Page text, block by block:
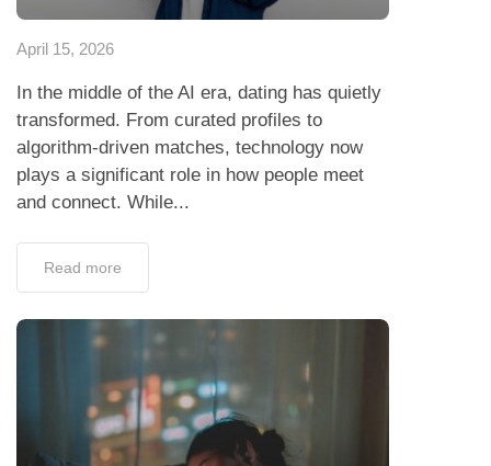
April 15, 2026
In the middle of the AI era, dating has quietly
transformed. From curated profiles to
algorithm-driven matches, technology now
plays a significant role in how people meet
and connect. While...
Read more